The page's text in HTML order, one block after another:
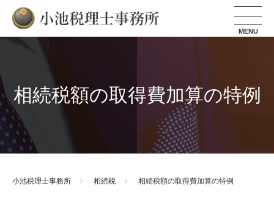
小池税理士事務所
相続税額の取得費加算の特例
小池税理士事務所 相続税 相続税額の取得費加算の特例